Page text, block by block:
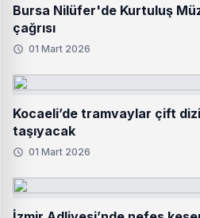
Bursa Nilüfer'de Kurtuluş
çağrısı
01 Mart 2026
Kocaeli’de tramvaylar çift
taşıyacak
01 Mart 2026